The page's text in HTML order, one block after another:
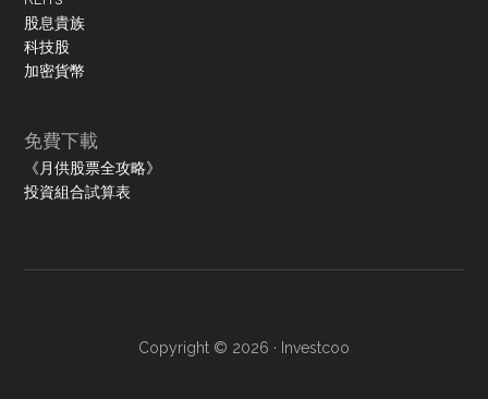
股息貴族
科技股
加密貨幣
免費下載
《月供股票全攻略》
投資組合試算表
Copyright © 2026 · Investcoo